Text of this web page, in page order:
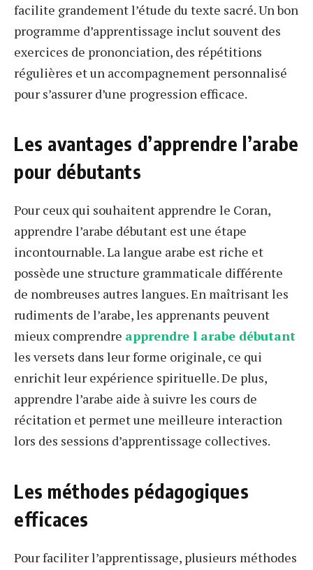
facilite grandement l’étude du texte sacré. Un bon
programme d’apprentissage inclut souvent des
exercices de prononciation, des répétitions
régulières et un accompagnement personnalisé
pour s’assurer d’une progression efficace.
Les avantages d’apprendre l’arabe
pour débutants
Pour ceux qui souhaitent apprendre le Coran,
apprendre l’arabe débutant est une étape
incontournable. La langue arabe est riche et
possède une structure grammaticale différente
de nombreuses autres langues. En maîtrisant les
rudiments de l’arabe, les apprenants peuvent
mieux comprendre apprendre l arabe débutant
les versets dans leur forme originale, ce qui
enrichit leur expérience spirituelle. De plus,
apprendre l’arabe aide à suivre les cours de
récitation et permet une meilleure interaction
lors des sessions d’apprentissage collectives.
Les méthodes pédagogiques
efficaces
Pour faciliter l’apprentissage, plusieurs méthodes